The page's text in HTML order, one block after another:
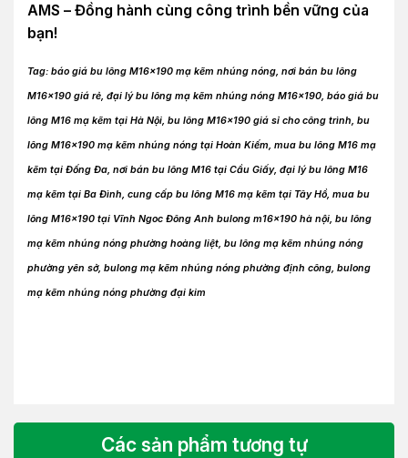
AMS – Đồng hành cùng công trình bền vững của
bạn!
Tag: báo giá bu lông M16x190 mạ kẽm nhúng nóng, nơi bán bu lông
M16x190 giá rẻ, đại lý bu lông mạ kẽm nhúng nóng M16x190, báo giá bu
lông M16 mạ kẽm tại Hà Nội, bu lông M16x190 giá sỉ cho công trình, bu
lông M16x190 mạ kẽm nhúng nóng tại Hoàn Kiếm, mua bu lông M16 mạ
kẽm tại Đống Đa, nơi bán bu lông M16 tại Cầu Giấy, đại lý bu lông M16
mạ kẽm tại Ba Đình, cung cấp bu lông M16 mạ kẽm tại Tây Hồ, mua bu
lông M16x190 tại Vĩnh Ngoc Đông Anh bulong m16x190 hà nội, bu lông
mạ kẽm nhúng nóng phường hoàng liệt, bu lông mạ kẽm nhúng nóng
phường yên sở, bulong mạ kẽm nhúng nóng phường định công, bulong
mạ kẽm nhúng nóng phường đại kim
Các sản phẩm tương tự